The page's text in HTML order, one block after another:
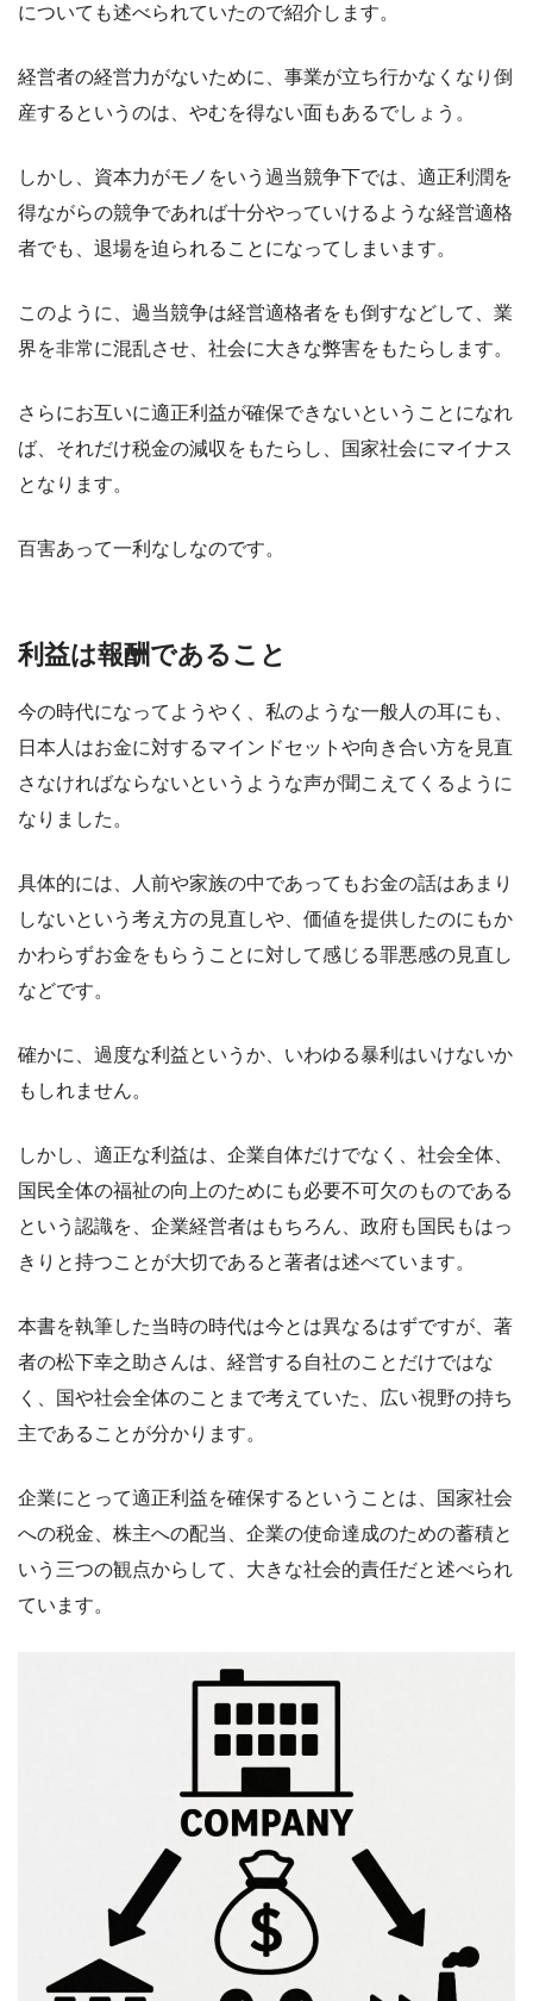
についても述べられていたので紹介します。
経営者の経営力がないために、事業が立ち行かなくなり倒
産するというのは、やむを得ない面もあるでしょう。
しかし、資本力がモノをいう過当競争下では、適正利潤を
得ながらの競争であれば十分やっていけるような経営適格
者でも、退場を迫られることになってしまいます。
このように、過当競争は経営適格者をも倒すなどして、業
界を非常に混乱させ、社会に大きな弊害をもたらします。
さらにお互いに適正利益が確保できないということになれ
ば、それだけ税金の減収をもたらし、国家社会にマイナス
となります。
百害あって一利なしなのです。
利益は報酬であること
今の時代になってようやく、私のような一般人の耳にも、
日本人はお金に対するマインドセットや向き合い方を見直
さなければならないというような声が聞こえてくるように
なりました。
具体的には、人前や家族の中であってもお金の話はあまり
しないという考え方の見直しや、価値を提供したのにもか
かわらずお金をもらうことに対して感じる罪悪感の見直し
などです。
確かに、過度な利益というか、いわゆる暴利はいけないか
もしれません。
しかし、適正な利益は、企業自体だけでなく、社会全体、
国民全体の福祉の向上のためにも必要不可欠のものである
という認識を、企業経営者はもちろん、政府も国民もはっ
きりと持つことが大切であると著者は述べています。
本書を執筆した当時の時代は今とは異なるはずですが、著
者の松下幸之助さんは、経営する自社のことだけではな
く、国や社会全体のことまで考えていた、広い視野の持ち
主であることが分かります。
企業にとって適正利益を確保するということは、国家社会
への税金、株主への配当、企業の使命達成のための蓄積と
いう三つの観点からして、大きな社会的責任だと述べられ
ています。